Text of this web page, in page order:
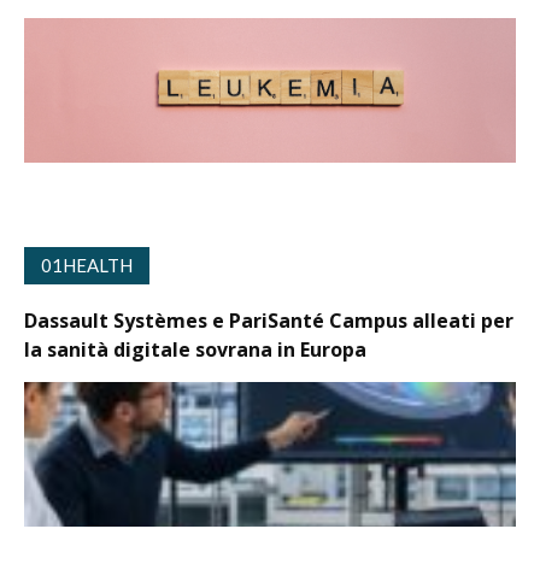
01HEALTH
Dassault Systèmes e PariSanté Campus alleati per
la sanità digitale sovrana in Europa